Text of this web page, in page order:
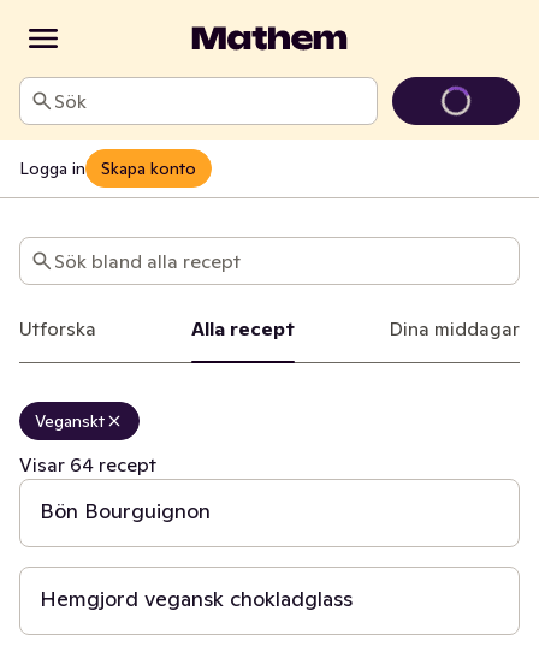
Sök
Logga in Skapa konto
Recept
Sök bland alla recept
Utforska Alla recept Dina middagar
Veganskt
Visar 64 recept
45 min
Bön Bourguignon
45 min
Hemgjord vegansk chokladglass
3 t